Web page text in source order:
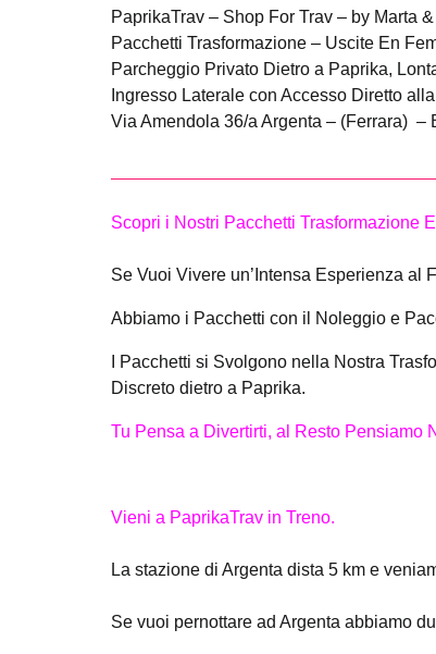
PaprikaTrav – Shop For Trav – by Marta
Pacchetti Trasformazione – Uscite En
Parcheggio Privato Dietro a Paprika,
Ingresso Laterale con Accesso Diretto
Via Amendola 36/a Argenta – (Ferrara) –
Scopri i Nostri Pacchetti Trasformazione
Se Vuoi Vivere un’Intensa Esperienza al
Abbiamo i Pacchetti con il Noleggio e
I Pacchetti si Svolgono nella Nostra
Discreto dietro a Paprika.
Tu Pensa a Divertirti, al Resto Pensiamo
Vieni a PaprikaTrav in Treno.
La stazione di Argenta dista 5 km e
Se vuoi pernottare ad Argenta abbiamo